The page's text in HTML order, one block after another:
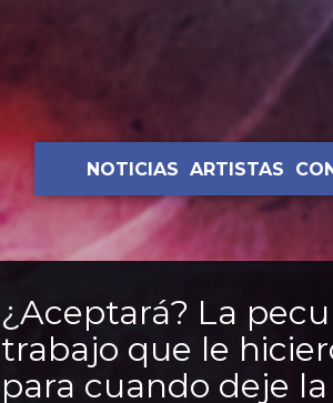
NOTICIAS ARTISTAS
¿Aceptará? La
trabajo que le
para cuando deje